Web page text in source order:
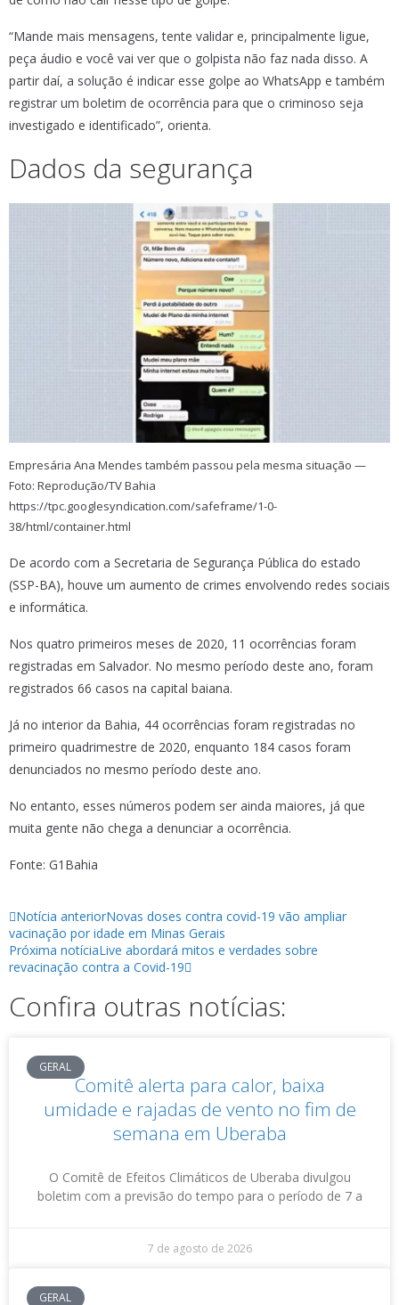
“Mande mais mensagens, tente validar e, principalmente ligue,
peça áudio e você vai ver que o golpista não faz nada disso. A
partir daí, a solução é indicar esse golpe ao WhatsApp e também
registrar um boletim de ocorrência para que o criminoso seja
investigado e identificado”, orienta.
Dados da segurança
Empresária Ana Mendes também passou pela mesma situação —
Foto: Reprodução/TV Bahia
https://tpc.googlesyndication.com/safeframe/1-0-
38/html/container.html
De acordo com a Secretaria de Segurança Pública do estado
(SSP-BA), houve um aumento de crimes envolvendo redes sociais
e informática.
Nos quatro primeiros meses de 2020, 11 ocorrências foram
registradas em Salvador. No mesmo período deste ano, foram
registrados 66 casos na capital baiana.
Já no interior da Bahia, 44 ocorrências foram registradas no
primeiro quadrimestre de 2020, enquanto 184 casos foram
denunciados no mesmo período deste ano.
No entanto, esses números podem ser ainda maiores, já que
muita gente não chega a denunciar a ocorrência.
Fonte: G1Bahia
Notícia anteriorNovas doses contra covid-19 vão ampliar
vacinação por idade em Minas Gerais
Próxima notíciaLive abordará mitos e verdades sobre
revacinação contra a Covid-19
Confira outras notícias:
GERAL
Comitê alerta para calor, baixa
umidade e rajadas de vento no fim de
semana em Uberaba
O Comitê de Efeitos Climáticos de Uberaba divulgou
boletim com a previsão do tempo para o período de 7 a
7 de agosto de 2026
GERAL